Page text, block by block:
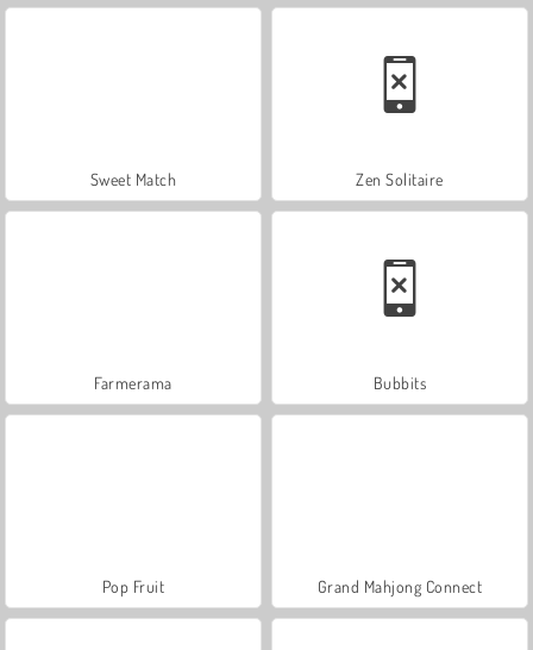
Sweet Match Zen Solitaire
Farmerama Bubbits
Pop Fruit Grand Mahjong Connect